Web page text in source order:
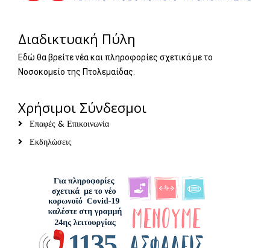
Διαδικτυακή Πύλη
Εδώ θα βρείτε νέα και πληροφορίες σχετικά με το
Νοσοκομείο της Πτολεμαίδας.
Χρήσιμοι Σύνδεσμοι
Επαφές & Επικοινωνία
Εκδηλώσεις